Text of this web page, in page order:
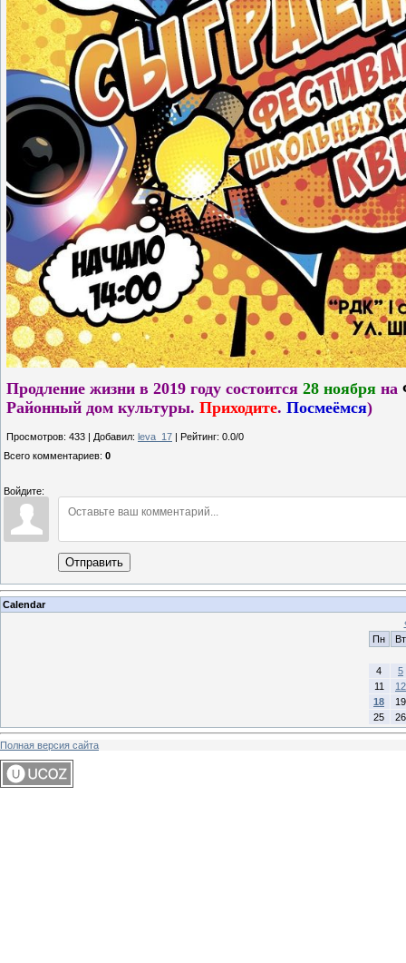
Продление жизни в 2019 году состоится 28 ноября на
Районный дом культуры. Приходите. Посмеёмся)
Просмотров: 433 Добавил: leva_17 Рейтинг: 0.0/0
Всего комментариев: 0
Войдите:
Отправить
Calendar
Пн
Вт
4
5
11
12
18
19
25
26
Полная версия сайта